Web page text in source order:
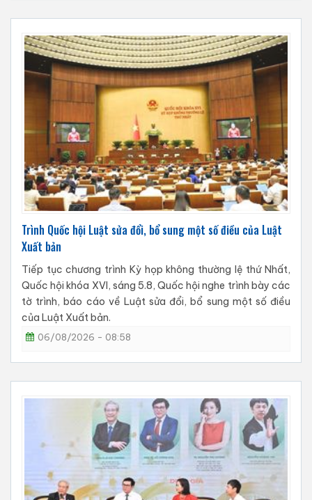
Trình Quốc hội Luật sửa đổi, bổ sung một số điều của Luật
Xuất bản
Tiếp tục chương trình Kỳ họp không thường lệ thứ Nhất,
Quốc hội khóa XVI, sáng 5.8, Quốc hội nghe trình bày các
tờ trình, báo cáo về Luật sửa đổi, bổ sung một số điều
của Luật Xuất bản.
06/08/2026 - 08:58